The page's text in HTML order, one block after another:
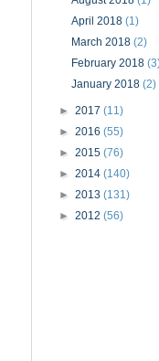
April 2018(1)
March 2018(2)
February 2018
January 2018(2)
► 2017 (11)
► 2016 (55)
► 2015 (76)
► 2014 (140)
► 2013 (131)
► 2012 (56)